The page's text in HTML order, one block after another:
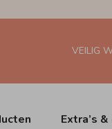
VEILIG
Extra’s